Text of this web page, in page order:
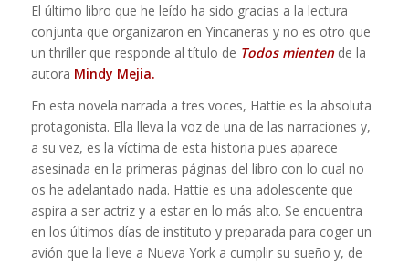
El último libro que he leído ha sido gracias a la lectura
conjunta que organizaron en Yincaneras y no es otro que
un thriller que responde al título de Todos mientende la
autora Mindy Mejia.
En esta novela narrada a tres voces, Hattie es la absoluta
protagonista. Ella lleva la voz de una de las narraciones y,
a su vez, es la víctima de esta historia pues aparece
asesinada en la primeras páginas del libro con lo cual no
os he adelantado nada. Hattie es una adolescente que
aspira a ser actriz y a estar en lo más alto. Se encuentra
en los últimos días de instituto y preparada para coger un
avión que la lleve a Nueva York a cumplir su sueño y, de